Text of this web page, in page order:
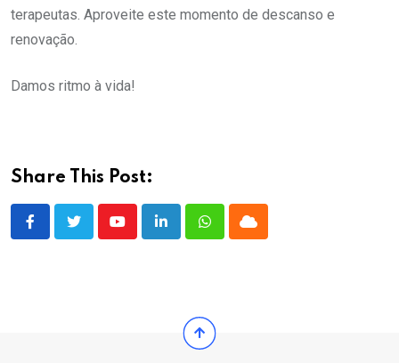
terapeutas. Aproveite este momento de descanso e
renovação.
Damos ritmo à vida!
Share This Post:
YoutubeLinkedInWhatsappCloud